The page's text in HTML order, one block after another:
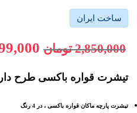
ساخت ایران
2,850,000 تومان
تیشرت قواره باکسی طرح
تیشرت پارچه ماکان قواره باکسی ، در 4 رنگ